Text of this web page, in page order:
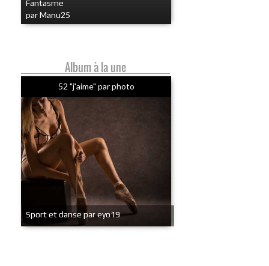
Fantasme
par Manu25
Album à la une
52 "j'aime" par photo
Sport et danse par eyo19